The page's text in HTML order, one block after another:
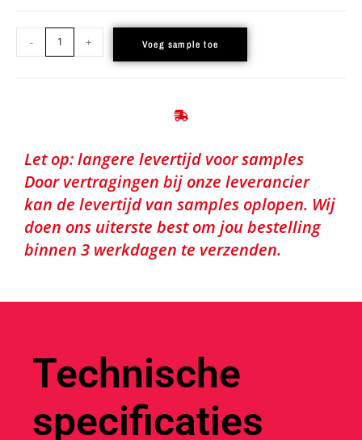
- + Voeg sample toe
Let op: langere levertijd voor samples
Door vertragingen bij onze leverancier
kan de levertijd van samples oplopen. Wij
doen ons uiterste best om jou bestelling
binnen 3 werkdagen te verzenden.
Technische
specificaties